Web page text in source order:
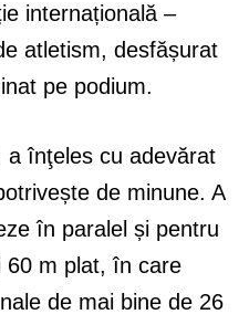
internațională –
atletism, desfășurat
pe podium.
a înţeles cu adevărat
de minune. A
în paralel și pentru
60 m plat, în care
de mai bine de 26